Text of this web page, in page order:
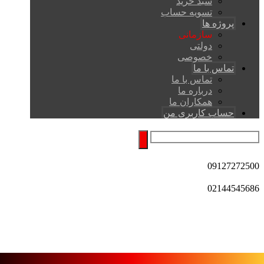
تسویه حساب
پروژه ها
سازمانی
دولتی
خصوصی
تماس با ما
تماس با ما
درباره ما
همکاران ما
حساب کاربری من
09127272500
02144545686